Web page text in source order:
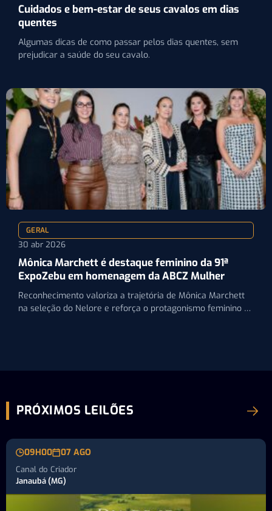
Cuidados e bem-estar de seus cavalos em dias
quentes
Algumas dicas de como passar pelos dias quentes, sem
prejudicar a saúde do seu cavalo.
GERAL
30 abr 2026
Mônica Marchett é destaque feminino da 91ª
ExpoZebu em homenagem da ABCZ Mulher
Reconhecimento valoriza a trajetória de Mônica Marchett
na seleção do Nelore e reforça o protagonismo feminino na
PRÓXIMOS LEILÕES
09H00 07 AGO
Canal do Criador
Janaubá (MG)